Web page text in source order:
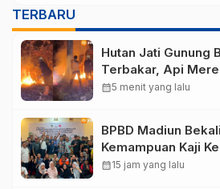
TERBARU
Hutan Jati Gunung
Terbakar, Api
Hill akibat Angin
calendar_month5 menit yang lalu
BPBD Madiun
Kemampuan Kaji
Bencana
calendar_month15 jam yang lalu